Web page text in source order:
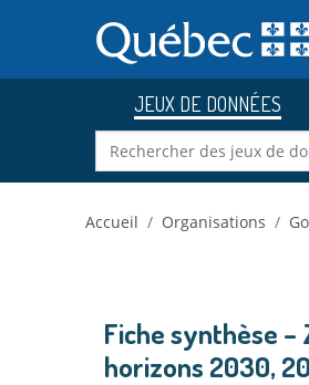
au
contenu
JEUX DE DONNÉES
Accueil Organisations
Fiche synthèse –
horizons 2030,